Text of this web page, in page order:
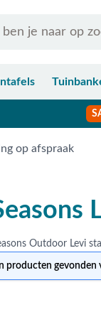
op afspraak
producten gevonden